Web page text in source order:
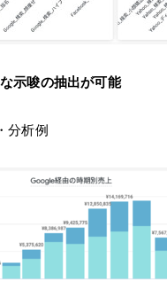
示唆の抽出が可能
分析例